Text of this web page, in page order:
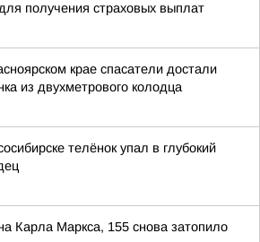
получения страховых выплат
крае спасатели достали
из двухметрового колодца
телёнок упал в глубокий
Карла Маркса, 155 снова затопило